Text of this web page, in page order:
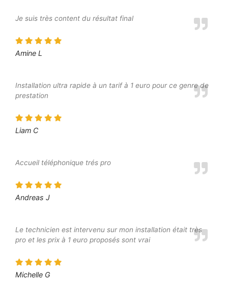
Je suis très content du résultat final
Amine L
Installation ultra rapide à un tarif à 1 euro pour ce genre de
prestation
Liam C
Accueil téléphonique trés pro
Andreas J
Le technicien est intervenu sur mon installation était très
pro et les prix à 1 euro proposés sont vrai
Michelle G